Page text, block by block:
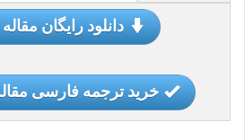
دانلود رایگان
خرید ترجمه فارسی